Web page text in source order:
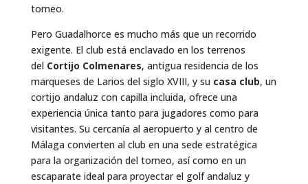
torneo.
Pero Guadalhorce es mucho más que un recorrido
exigente. El club está enclavado en los terrenos
del Cortijo Colmenares, antigua residencia de los
marqueses de Larios del siglo XVIII, y su casa club, un
cortijo andaluz con capilla incluida, ofrece una
experiencia única tanto para jugadores como para
visitantes. Su cercanía al aeropuerto y al centro de
Málaga convierten al club en una sede estratégica
para la organización del torneo, así como en un
escaparate ideal para proyectar el golf andaluz y